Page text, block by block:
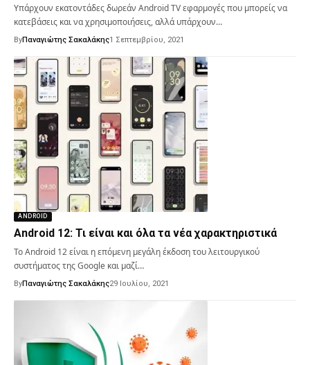
Υπάρχουν εκατοντάδες δωρεάν Android TV εφαρμογές που μπορείς να
κατεβάσεις και να χρησιμοποιήσεις, αλλά υπάρχουν…
ByΠαναγιώτης Σακαλάκης1 Σεπτεμβρίου, 2021
ANDROID
Android 12: Τι είναι και όλα τα νέα χαρακτηριστικά
Το Android 12 είναι η επόμενη μεγάλη έκδοση του λειτουργικού
συστήματος της Google και μαζί…
ByΠαναγιώτης Σακαλάκης29 Ιουλίου, 2021